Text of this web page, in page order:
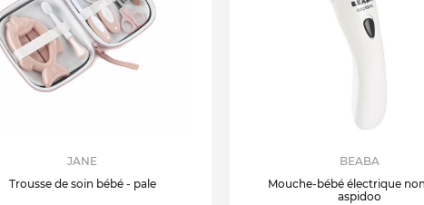
JANE
Trousse de soin bébé - pale
BEABA
Mouche-bébé électrique
aspidoo